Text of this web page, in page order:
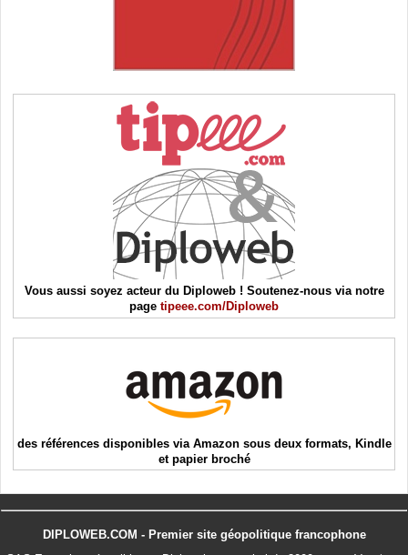
Vous aussi soyez acteur du Diploweb ! Soutenez-nous via notre
page tipeee.com/Diploweb
des références disponibles via Amazon sous deux formats, Kindle
et papier broché
DIPLOWEB.COM - Premier site géopolitique francophone